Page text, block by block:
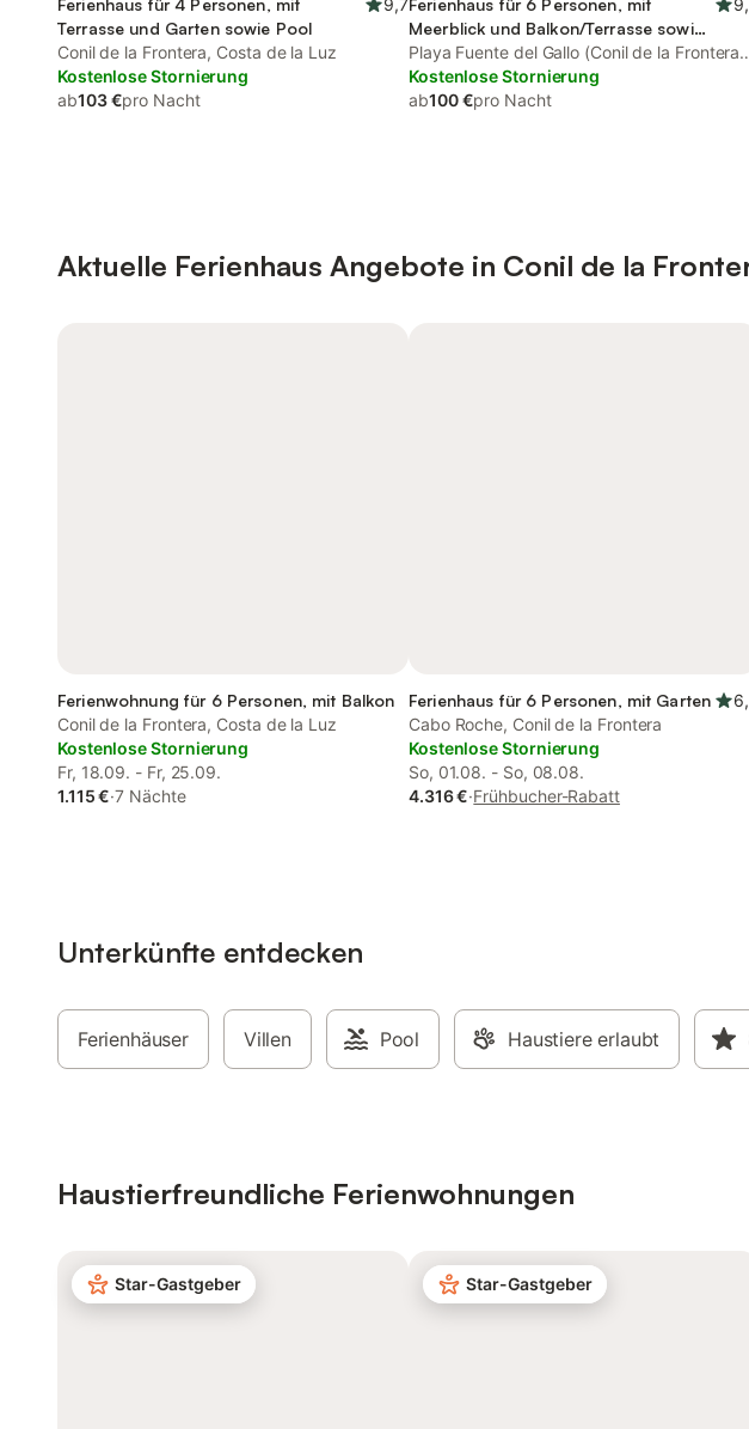
Ferienhaus für 4 Personen, mit
Terrasse und Garten sowie Pool
9,7
Conil de la Frontera, Costa de la Luz
Kostenlose Stornierung
ab103 €pro Nacht
Ferienhaus für 6 Personen, mit
Meerblick und Balkon/Terrasse sowie
Garten und Pool
Playa Fuente del Gallo (Conil de la
Conil de la Frontera
Kostenlose Stornierung
ab100 €pro Nacht
Aktuelle Ferienhaus Angebote in Conil de la
Ferienwohnung für 6 Personen, mit Balkon
Conil de la Frontera, Costa de la Luz
Kostenlose Stornierung
Fr, 18.09. - Fr, 25.09.
1.115 €·7 Nächte
Ferienhaus für 6 Personen, mit Garten
Cabo Roche, Conil de la Frontera
Kostenlose Stornierung
So, 01.08. - So, 08.08.
4.316 €·Frühbucher-Rabatt
Unterkünfte entdecken
Ferienhäuser Villen Pool Haustiere erlaubt
Haustierfreundliche Ferienwohnungen
Star-Gastgeber Star-Gastgeber